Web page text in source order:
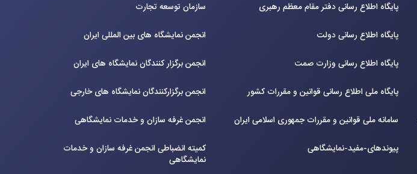
پایگاه اطلاع رسانی دفتر مقام معظم رهبری
پایگاه اطلاع رسانی دولت
پایگاه اطلاع رسانی وزارت صمت
پایگاه ملی اطلاع رسانی قوانین و مقررات کشور
سامانه ملی قوانین و مقررات جمهوری اسلامی ایران
پیوندهای-مفید-نمایشگاهی
سازمان توسعه تجارت
انجمن نمایشگاه های بین المللی ایران
انجمن برگزار کنندگان نمایشگاه های ایران
انجمن برگزارکنندگان نمایشگاه های خارجی
انجمن غرفه سازان و خدمات نمایشگاهی
کمیته انضباطی انجمن غرفه سازان و خدمات
نمایشگاهی